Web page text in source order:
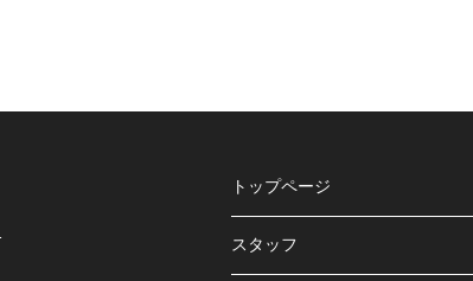
トップページ
スタッフ